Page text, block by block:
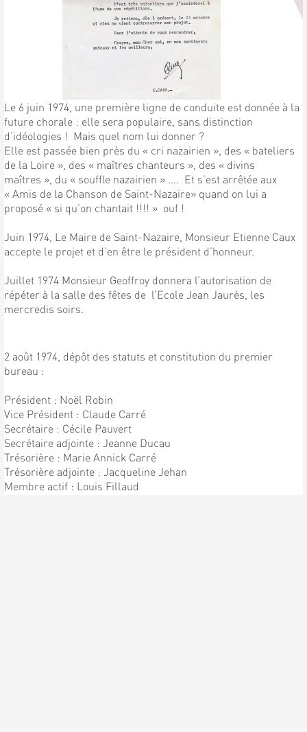
Le 6 juin 1974, une première ligne de conduite est donnée à la
future chorale : elle sera populaire, sans distinction
d’idéologies ! Mais quel nom lui donner ?
Elle est passée bien près du « cri nazairien », des « bateliers
de la Loire », des « maîtres chanteurs », des « divins
maîtres », du « souffle nazairien » …. Et s’est arrêtée aux
« Amis de la Chanson de Saint-Nazaire» quand on lui a
proposé « si qu’on chantait !!!! » ouf !
Juin 1974, Le Maire de Saint-Nazaire, Monsieur Etienne Caux
accepte le projet et d’en être le président d’honneur.
Juillet 1974 Monsieur Geoffroy donnera l’autorisation de
répéter à la salle des fêtes de l’Ecole Jean Jaurès, les
mercredis soirs.
2 août 1974, dépôt des statuts et constitution du premier
bureau :
Président : Noël Robin
Vice Président : Claude Carré
Secrétaire : Cécile Pauvert
Secrétaire adjointe : Jeanne Ducau
Trésorière : Marie Annick Carré
Trésorière adjointe : Jacqueline Jehan
Membre actif : Louis Fillaud